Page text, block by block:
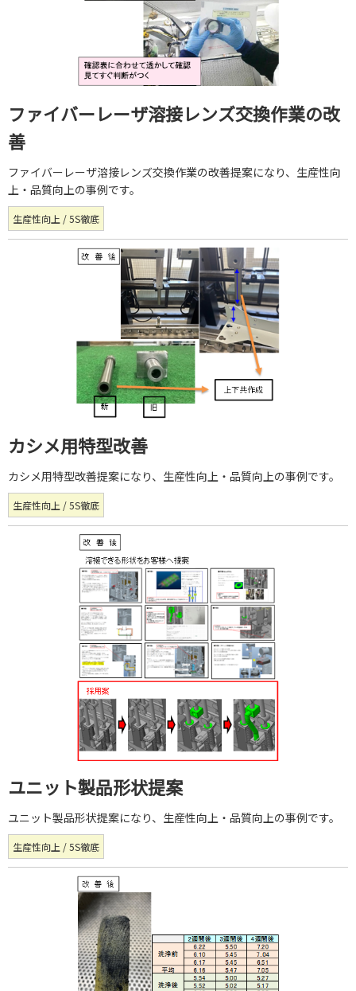
ファイバーレーザ溶接レンズ交換作業の改
善
ファイバーレーザ溶接レンズ交換作業の改善提案になり、生産性向
上・品質向上の事例です。
生産性向上 / 5S徹底
カシメ用特型改善
カシメ用特型改善提案になり、生産性向上・品質向上の事例です。
生産性向上 / 5S徹底
ユニット製品形状提案
ユニット製品形状提案になり、生産性向上・品質向上の事例です。
生産性向上 / 5S徹底